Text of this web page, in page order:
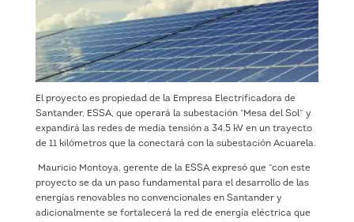
El proyecto es propiedad de la Empresa Electrificadora de
Santander, ESSA, que operará la subestación “Mesa del Sol” y
expandirá las redes de media tensión a 34.5 kV en un trayecto
de 11 kilómetros que la conectará con la subestación Acuarela.
Mauricio Montoya, gerente de la ESSA expresó que “con este
proyecto se da un paso fundamental para el desarrollo de las
energías renovables no convencionales en Santander y
adicionalmente se fortalecerá la red de energía eléctrica que